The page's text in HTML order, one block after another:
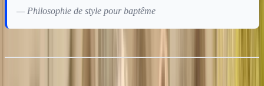
— Philosophie de style pour baptême